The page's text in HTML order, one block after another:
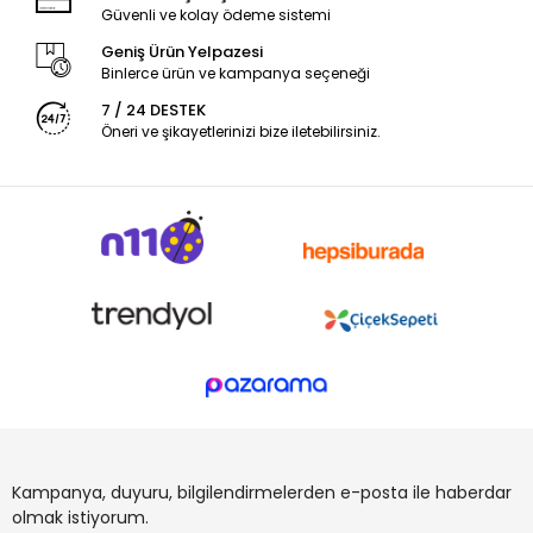
Güvenli ve kolay ödeme sistemi
Geniş Ürün Yelpazesi
Binlerce ürün ve kampanya seçeneği
7 / 24 DESTEK
Öneri ve şikayetlerinizi bize iletebilirsiniz.
Kampanya, duyuru, bilgilendirmelerden e-posta ile haberdar
olmak istiyorum.